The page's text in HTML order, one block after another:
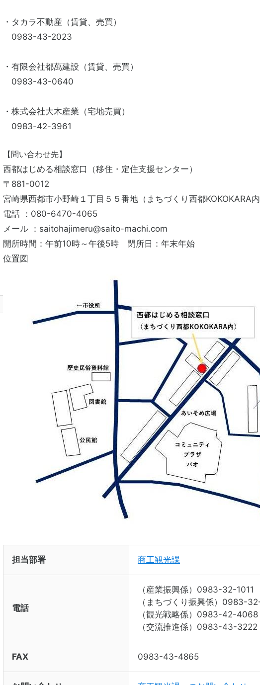
・タカラ不動産（賃貸、売買）
0983-43-2023
・有限会社都萬建設（賃貸、売買）
0983-43-0640
・株式会社大木産業（宅地売買）
0983-42-3961
【問い合わせ先】
西都はじめる相談窓口
（移住・定住支援センター）
〒881-0012
宮崎県西都市小野崎１丁目５５番地（まちづくり西都KOKOKARA
電話 ：080-6470-4065
メール ： saitohajimeru@saito-machi.com
開所時間：午前10時～午後5時 閉所日：年末年始
位置図
担当部署 商工観光課
電話
（産業振興係）0983-32-1011
（まちづくり振興係）0983-
（観光戦略係）0983-42-4068
（交流推進係）0983-43-3222
FAX 0983-43-4865